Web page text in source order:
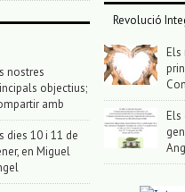
nostres
objectius;
amb
dies 10 i 11 de
en Miguel
Revolució
Els
Els